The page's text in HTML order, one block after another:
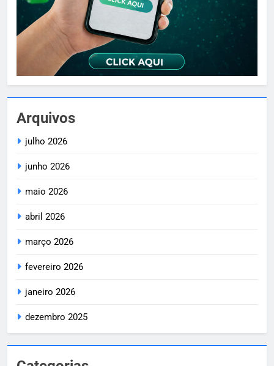
Arquivos
julho 2026
junho 2026
maio 2026
abril 2026
março 2026
fevereiro 2026
janeiro 2026
dezembro 2025